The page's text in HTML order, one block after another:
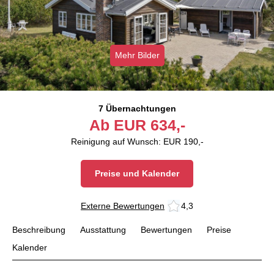
Mehr Bilder
7 Übernachtungen
Ab EUR 634,-
Reinigung auf Wunsch: EUR 190,-
Preise und Kalender
Externe Bewertungen 4,3
Beschreibung Ausstattung Bewertungen
Preise
Kalender